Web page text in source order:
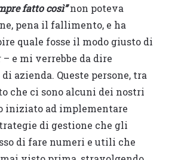
fatto così”non poteva
pena il fallimento, e ha
quale fosse il modo giusto di
e mi verrebbe da dire
azienda. Queste persone, tra
che ci sono alcuni dei nostri
iniziato ad implementare
di gestione che gli
di fare numeri e utili che